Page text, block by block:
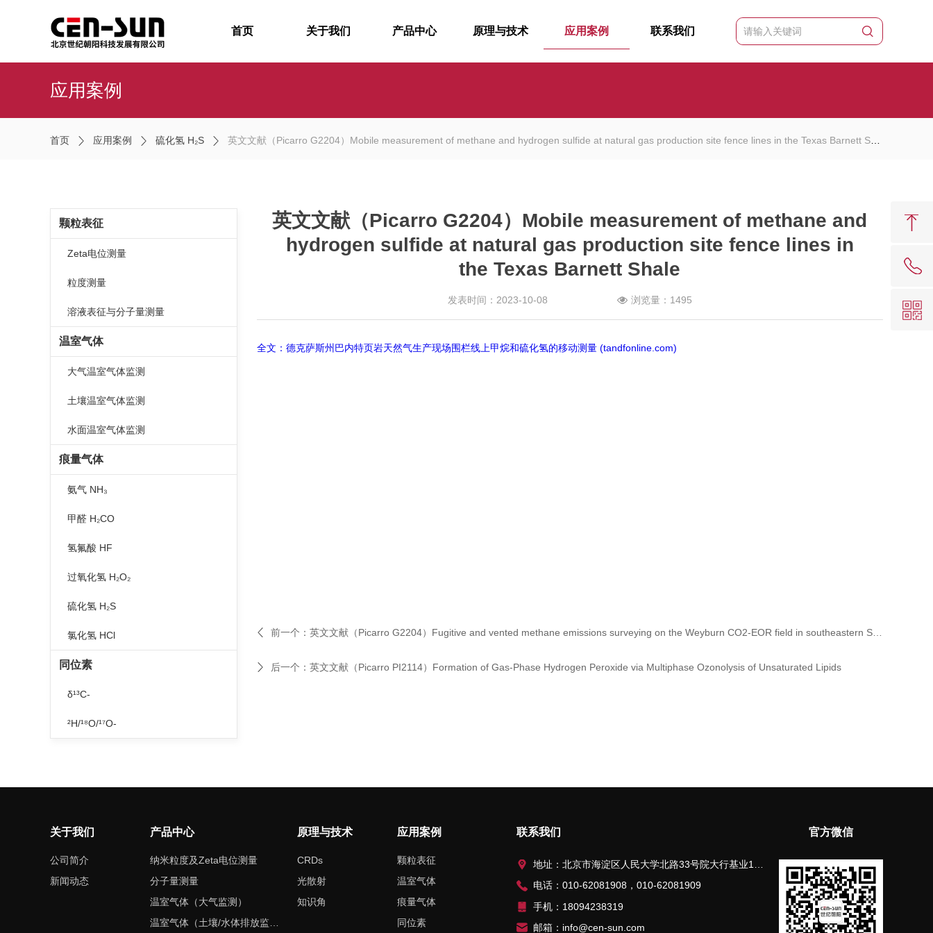
首页 关于我们 产品中心 原理与技术 应用案例 联系我们
应用案例
首页 应用案例 硫化氢 H₂S 英文文献（Picarro G2204）Mobile measurement of methane and hydrogen sulfide at natural gas production site fence lines in the Texas Barnett Shale
颗粒表征
Zeta电位测量
粒度测量
溶液表征与分子量测量
温室气体
大气温室气体监测
土壤温室气体监测
水面温室气体监测
痕量气体
氨气 NH₃
甲醛 H₂CO
氢氟酸 HF
过氧化氢 H₂O₂
硫化氢 H₂S
氯化氢 HCl
同位素
δ¹³C-
²H/¹⁸O/¹⁷O-
英文文献（Picarro G2204）Mobile measurement of methane and
hydrogen sulfide at natural gas production site fence lines in
the Texas Barnett Shale
发表时间：2023-10-08 浏览量：1495
全文：德克萨斯州巴内特页岩天然气生产现场围栏线上甲烷和硫化氢的移动测量 (tandfonline.com)
前一个： 英文文献（Picarro G2204）Fugitive and vented methane emissions surveying on the Weyburn CO2-EOR field in southeastern Saskatchewan, Canada
后一个： 英文文献（Picarro PI2114）Formation of Gas-Phase Hydrogen Peroxide via Multiphase Ozonolysis of Unsaturated Lipids
关于我们
公司简介
新闻动态
产品中心
纳米粒度及Zeta电位测量
分子量测量
温室气体（大气监测）
原理与技术
CRDs
光散射
知识角
应用案例
颗粒表征
温室气体
痕量气体
同位素
联系我们
地址：北京市海淀区人民大学北路33号院大行基业1号楼11层1107-1108
电话：010-62081908，010-62081909
手机：18094238319
邮箱：info@cen-sun.com
官方微信
62081909